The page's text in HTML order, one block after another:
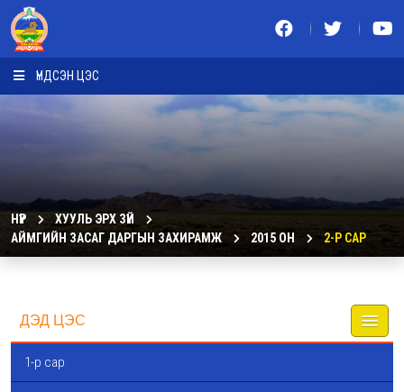
ҮНДСЭН ЦЭС
НҮҮР
ХУУЛЬ ЭРХ ЗҮЙ
АЙМГИЙН ЗАСАГ ДАРГЫН ЗАХИРАМЖ
2015 ОН 2-Р САР
ДЭД ЦЭС
1-р сар